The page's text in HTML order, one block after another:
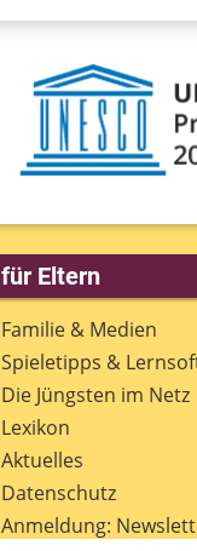
für Eltern
Familie & Medien
Spieletipps &
Die Jüngsten im Netz
Lexikon
Aktuelles
Datenschutz
Anmeldung: